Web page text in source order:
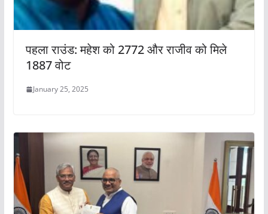
पहला राउंड: महेश को 2772 और राजीव को मिले
1887 वोट
January 25, 2025